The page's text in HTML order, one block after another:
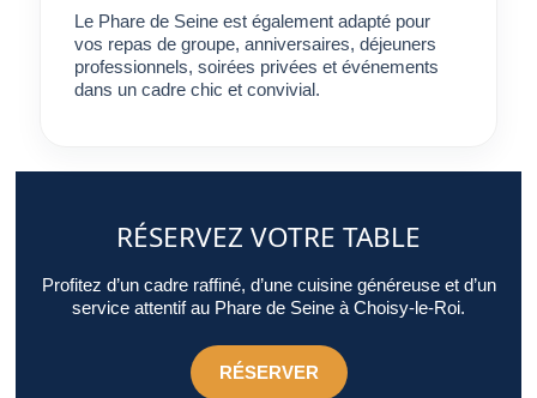
Le Phare de Seine est également adapté pour
vos repas de groupe, anniversaires, déjeuners
professionnels, soirées privées et événements
dans un cadre chic et convivial.
RÉSERVEZ VOTRE TABLE
Profitez d’un cadre raffiné, d’une cuisine généreuse et d’un
service attentif au Phare de Seine à Choisy-le-Roi.
RÉSERVER